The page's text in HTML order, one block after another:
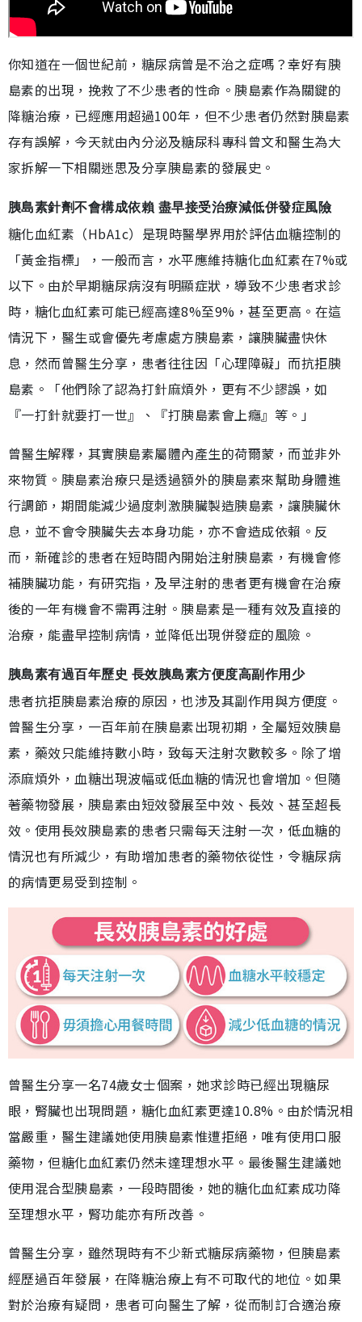
你知道在一個世紀前，糖尿病曾是不治之症嗎？幸好有胰
島素的出現，挽救了不少患者的性命。胰島素作為關鍵的
降糖治療，已經應用超過100年，但不少患者仍然對胰島素
存有誤解，今天就由內分泌及糖尿科專科曾文和醫生為大
家拆解一下相關迷思及分享胰島素的發展史。
胰島素針劑不會構成依賴 盡早接受治療減低併發症風險
糖化血紅素（HbA1c）是現時醫學界用於評估血糖控制的
「黃金指標」，一般而言，水平應維持糖化血紅素在7%或
以下。由於早期糖尿病沒有明顯症狀，導致不少患者求診
時，糖化血紅素可能已經高達8%至9%，甚至更高。在這
情況下，醫生或會優先考慮處方胰島素，讓胰臟盡快休
息，然而曾醫生分享，患者往往因「心理障礙」而抗拒胰
島素。「他們除了認為打針麻煩外，更有不少謬誤，如
『一打針就要打一世』、『打胰島素會上癮』等。」
曾醫生解釋，其實胰島素屬體內產生的荷爾蒙，而並非外
來物質。胰島素治療只是透過額外的胰島素來幫助身體進
行調節，期間能減少過度刺激胰臟製造胰島素，讓胰臟休
息，並不會令胰臟失去本身功能，亦不會造成依賴。反
而，新確診的患者在短時間內開始注射胰島素，有機會修
補胰臟功能，有研究指，及早注射的患者更有機會在治療
後的一年有機會不需再注射。胰島素是一種有效及直接的
治療，能盡早控制病情，並降低出現併發症的風險。
胰島素有過百年歷史 長效胰島素方便度高副作用少
患者抗拒胰島素治療的原因，也涉及其副作用與方便度。
曾醫生分享，一百年前在胰島素出現初期，全屬短效胰島
素，藥效只能維持數小時，致每天注射次數較多。除了增
添麻煩外，血糖出現波幅或低血糖的情況也會增加。但隨
著藥物發展，胰島素由短效發展至中效、長效、甚至超長
效。使用長效胰島素的患者只需每天注射一次，低血糖的
情況也有所減少，有助增加患者的藥物依從性，令糖尿病
的病情更易受到控制。
曾醫生分享一名74歲女士個案，她求診時已經出現糖尿
眼，腎臟也出現問題，糖化血紅素更達10.8%。由於情況相
當嚴重，醫生建議她使用胰島素惟遭拒絕，唯有使用口服
藥物，但糖化血紅素仍然未達理想水平。最後醫生建議她
使用混合型胰島素，一段時間後，她的糖化血紅素成功降
至理想水平，腎功能亦有所改善。
曾醫生分享，雖然現時有不少新式糖尿病藥物，但胰島素
經歷過百年發展，在降糖治療上有不可取代的地位。如果
對於治療有疑問，患者可向醫生了解，從而制訂合適治療